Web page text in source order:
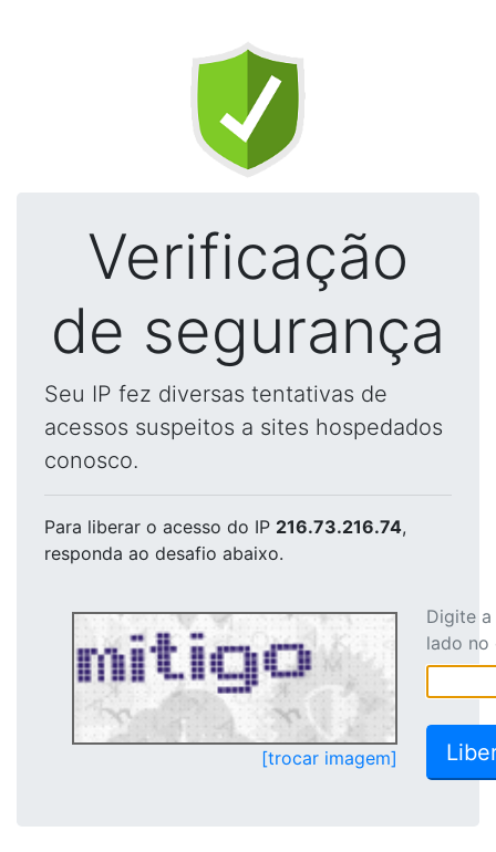
Verificação
de segurança
Seu IP fez diversas tentativas de
acessos suspeitos a sites hospedados
conosco.
Para liberar o acesso do IP 216.73.216.74,
responda ao desafio abaixo.
[trocar imagem]
Digite
lado no